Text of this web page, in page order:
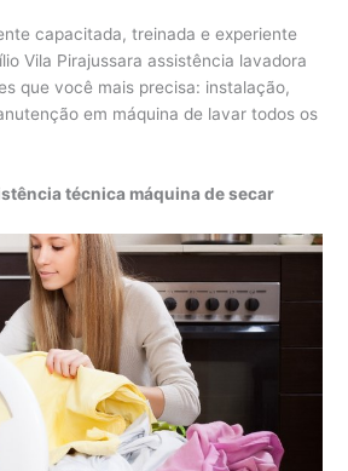
capacitada, treinada e experiente
Vila Pirajussara assistência lavadora
que você mais precisa: instalação,
em máquina de lavar todos os
técnica máquina de secar